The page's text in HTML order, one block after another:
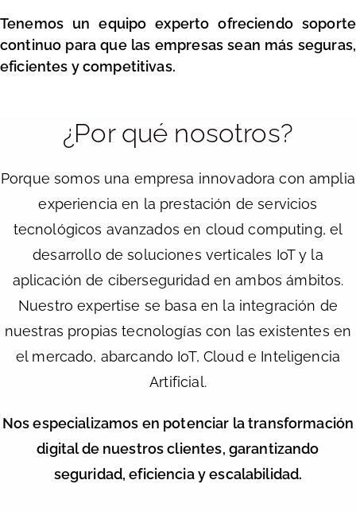
Tenemos un equipo experto ofreciendo soporte
continuo para que las empresas sean más seguras,
eficientes y competitivas.
¿Por qué nosotros?
Porque somos una empresa innovadora con amplia
experiencia en la prestación de servicios
tecnológicos avanzados en cloud computing, el
desarrollo de soluciones verticales IoT y la
aplicación de ciberseguridad en ambos ámbitos.
Nuestro expertise se basa en la integración de
nuestras propias tecnologías con las existentes en
el mercado, abarcando IoT, Cloud e Inteligencia
Artificial.
Nos especializamos en potenciar la transformación
digital de nuestros clientes, garantizando
seguridad, eficiencia y escalabilidad.